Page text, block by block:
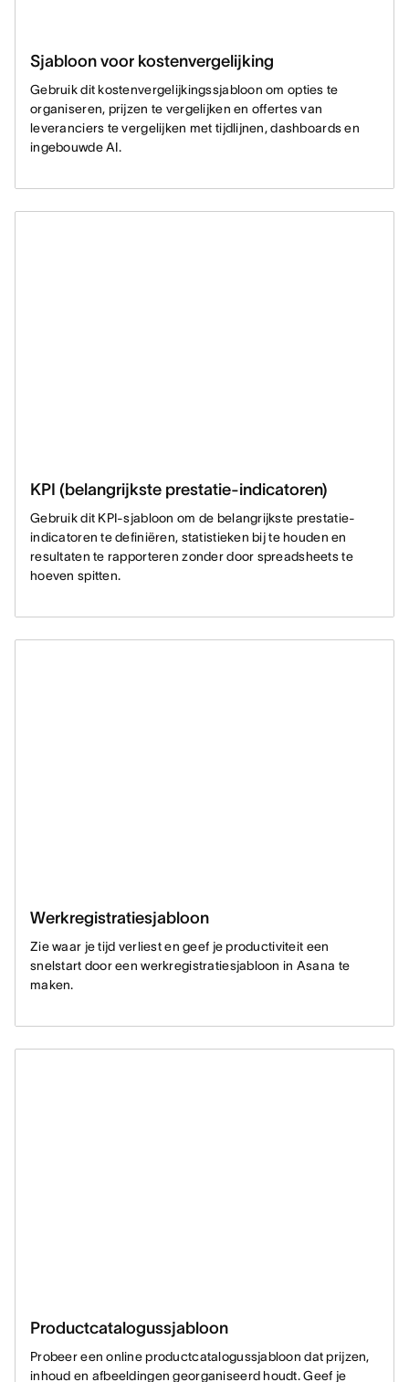
Sjabloon voor kostenvergelijking
Gebruik dit kostenvergelijkingssjabloon om opties te
organiseren, prijzen te vergelijken en offertes van
leveranciers te vergelijken met tijdlijnen, dashboards en
ingebouwde AI.
KPI (belangrijkste prestatie-indicatoren)
Gebruik dit KPI-sjabloon om de belangrijkste prestatie-
indicatoren te definiëren, statistieken bij te houden en
resultaten te rapporteren zonder door spreadsheets te
hoeven spitten.
Werkregistratiesjabloon
Zie waar je tijd verliest en geef je productiviteit een
snelstart door een werkregistratiesjabloon in Asana te
maken.
Productcatalogussjabloon
Probeer een online productcatalogussjabloon dat prijzen,
inhoud en afbeeldingen georganiseerd houdt. Geef je